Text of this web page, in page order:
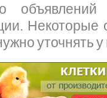
Некоторые
уточнять